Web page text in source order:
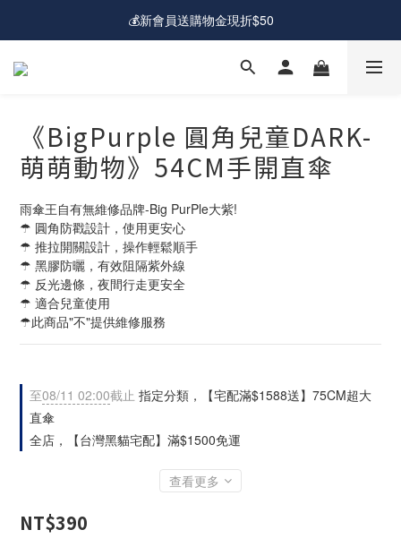
💰新會員送購物金現折$50
💰新會員送購物金現折$50
🚛爸氣快閃｜超商滿$88免運費
💰新會員送購物金現折$50
《BigPurple 圓角兒童DARK-
萌萌動物》54CM手開直傘
雨傘王自有無維修品牌-Big PurPle大紫!
☂ 圓角防戳設計，使用更安心
☂ 推拉開關設計，操作輕鬆順手
☂ 黑膠防曬，有效阻隔紫外線
☂ 反光邊條，夜間行走更安全
☂ 適合兒童使用
☂此商品"不"提供維修服務
至08/11 02:00截止 指定分類，【宅配滿$1588送】75CM超大
直傘
全店，【台灣黑貓宅配】滿$1500免運
查看更多
NT$390